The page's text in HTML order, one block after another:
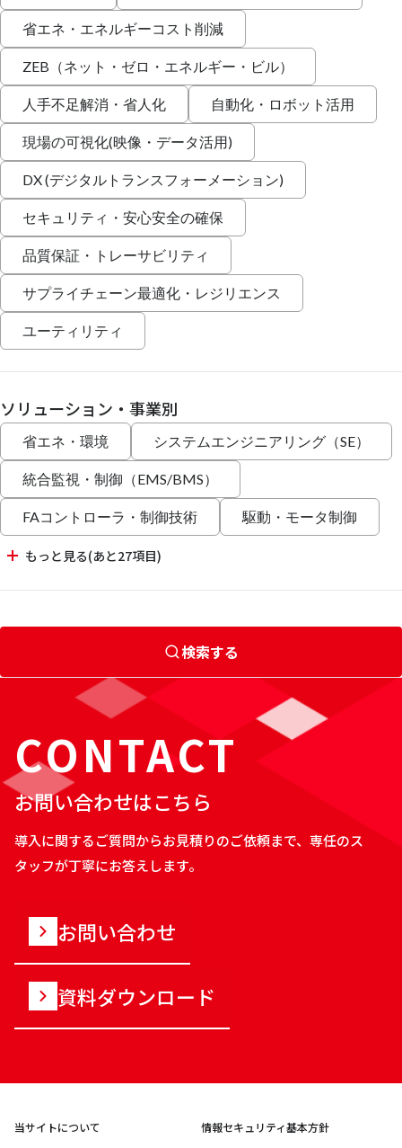
省エネ・エネルギーコスト削減
ZEB（ネット・ゼロ・エネルギー・ビル）
人手不足解消・省人化 自動化・ロボット活用
現場の可視化(映像・データ活用)
DX (デジタルトランスフォーメーション)
セキュリティ・安心安全の確保
品質保証・トレーサビリティ
サプライチェーン最適化・レジリエンス
ユーティリティ
ソリューション・事業別
省エネ・環境 システムエンジニアリング（SE）
統合監視・制御（EMS/BMS）
FAコントローラ・制御技術 駆動・モータ制御
もっと見る(あと27項目)
検索する
CONTACT
お問い合わせはこちら
導入に関するご質問からお見積りのご依頼まで、専任のス
タッフが丁寧にお答えします。
お問い合わせ
資料ダウンロード
当サイトについて 情報セキュリティ基本方針